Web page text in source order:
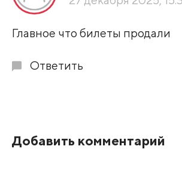
Развернуть все
Главное что билеты продали
Ответить
Добавить комментарий